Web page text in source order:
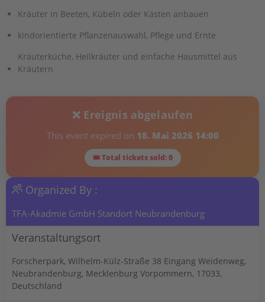
Kräuter in Beeten, Kübeln oder Kästen anbauen
kindorientierte Pflanzenauswahl, Pflege und Ernte
Kräuterküche, Heilkräuter und einfache Hausmittel aus
Kräutern
❌ Ereignis abgelaufen
This event expired on 18. Mai 2026 14:00
🎟 Total tickets sold: 0
Organized By :
TFA-Akadmie GmbH Standort Neubrandenburg
Veranstaltungsort
Forscherpark, Wilhelm-Külz-Straße 38 Eingang Weidenweg,
Neubrandenburg, Mecklenburg Vorpommern, 17033,
Deutschland